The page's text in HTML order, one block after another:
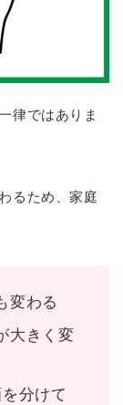
律ではありま
るため、家庭
変わる
大きく変
分けて